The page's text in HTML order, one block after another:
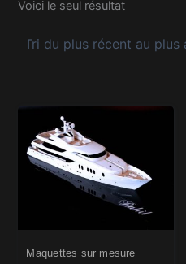
Voici le seul résultat
Maquettes sur mesure